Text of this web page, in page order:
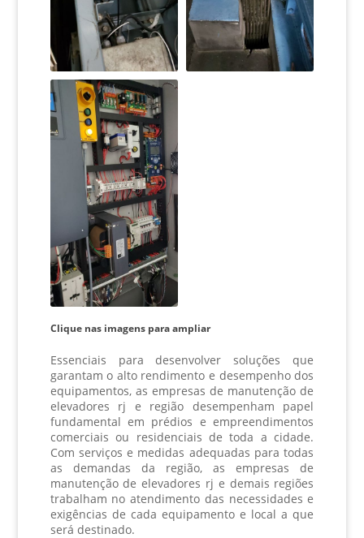
Clique nas imagens para ampliar
Essenciais para desenvolver soluções que
garantam o alto rendimento e desempenho dos
equipamentos, as empresas de manutenção de
elevadores rj e região desempenham papel
fundamental em prédios e empreendimentos
comerciais ou residenciais de toda a cidade.
Com serviços e medidas adequadas para todas
as demandas da região, asempresas de
manutenção de elevadores rj e demais regiões
trabalham no atendimento das necessidades e
exigências de cada equipamento e local a que
será destinado.